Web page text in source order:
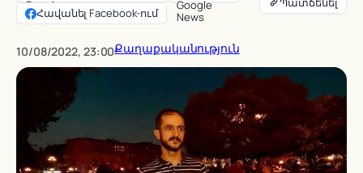
Հավանել Facebook-ում
10/08/2022, 23:00Քաղաքականություն